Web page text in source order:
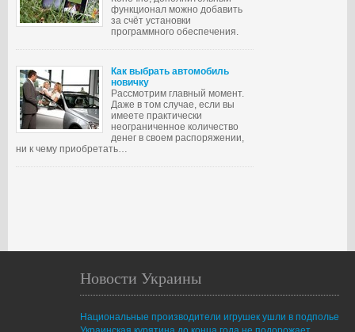
функционал можно добавить
за счёт установки
программного обеспечения.
Как выбрать автомобиль
новичку
Рассмотрим главный момент.
Даже в том случае, если вы
имеете практически
неограниченное количество
денег в своем распоряжении,
ни к чему приобретать…
Новости Украины
Национальные производители игрушек ушли в подполье